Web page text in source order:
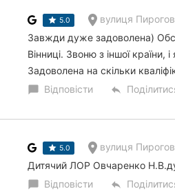
5.0 вулиця
Завжди дуже задоволена)
Вінниці. Звоню з іншої країни,
Задоволена на скільки
chat_bubble Відповісти reply
5.0 вулиця
Дитячий ЛОР Овчаренко
chat_bubble Відповісти reply